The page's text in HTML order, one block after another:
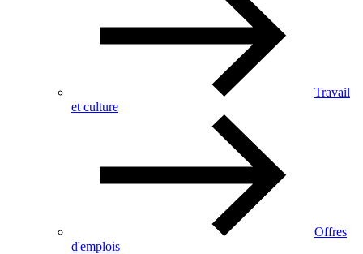
Travail
et culture
Offres
d'emplois